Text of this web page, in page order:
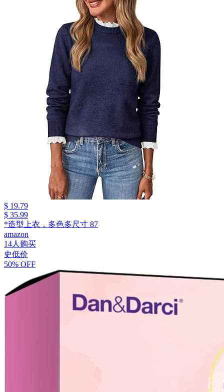
$ 19.79
$ 35.99
*造型上衣，多色多尺寸 87
amazon
14人购买
史低价
50% OFF